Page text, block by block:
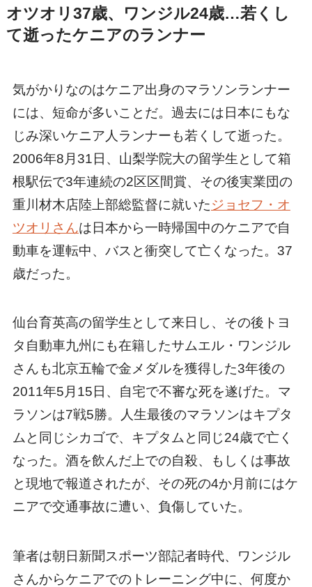
オツオリ37歳、ワンジル24歳…若くし
て逝ったケニアのランナー
気がかりなのはケニア出身のマラソンランナー
には、短命が多いことだ。過去には日本にもな
じみ深いケニア人ランナーも若くして逝った。
2006年8月31日、山梨学院大の留学生として箱
根駅伝で3年連続の2区区間賞、その後実業団の
重川材木店陸上部総監督に就いたジョセフ・オ
ツオリさんは日本から一時帰国中のケニアで自
動車を運転中、バスと衝突して亡くなった。37
歳だった。
仙台育英高の留学生として来日し、その後トヨ
タ自動車九州にも在籍したサムエル・ワンジル
さんも北京五輪で金メダルを獲得した3年後の
2011年5月15日、自宅で不審な死を遂げた。マ
ラソンは7戦5勝。人生最後のマラソンはキプタ
ムと同じシカゴで、キプタムと同じ24歳で亡く
なった。酒を飲んだ上での自殺、もしくは事故
と現地で報道されたが、その死の4か月前にはケ
ニアで交通事故に遭い、負傷していた。
筆者は朝日新聞スポーツ部記者時代、ワンジル
さんからケニアでのトレーニング中に、何度か